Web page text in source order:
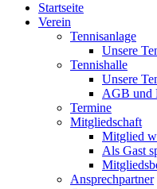
Startseite
Verein
Tennisanlage
Unsere
Tennishalle
Unsere
AGB und
Termine
Mitgliedschaft
Mitglied
Als Gast
Ansprechpartner